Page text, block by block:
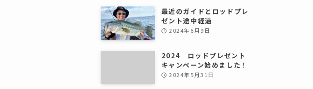
最近のガイドとロッドプレ
ゼント途中経過
2024年6月9日
2024 ロッドプレゼント
キャンペーン始めました！
2024年5月31日